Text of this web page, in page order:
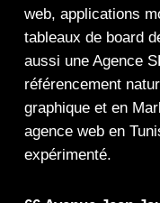
web, applications
tableaux de board
aussi une Agence
référencement
graphiqueet en
agence web en
expérimenté.